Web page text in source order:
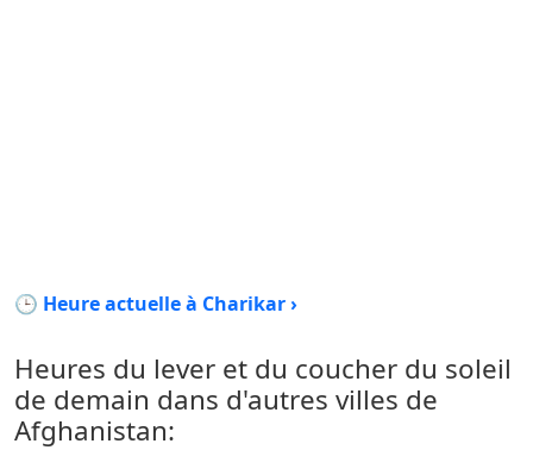
🕒 Heure actuelle à Charikar ›
Heures du lever et du coucher du soleil
de demain dans d'autres villes de
Afghanistan: